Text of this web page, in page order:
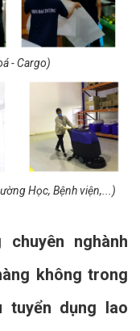
- Cargo)
Học, Bệnh viện,...)
nghành
không trong
tuyển dụng lao